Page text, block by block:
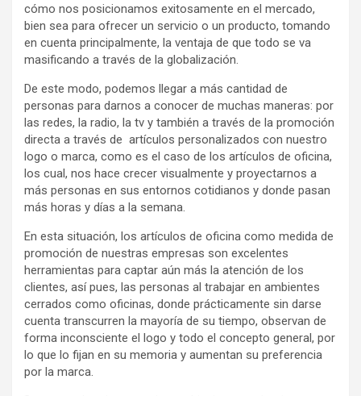
cómo nos posicionamos exitosamente en el mercado,
bien sea para ofrecer un servicio o un producto, tomando
en cuenta principalmente, la ventaja de que todo se va
masificando a través de la globalización.
De este modo, podemos llegar a más cantidad de
personas para darnos a conocer de muchas maneras: por
las redes, la radio, la tv y también a través de la promoción
directa a través de artículos personalizados con nuestro
logo o marca, como es el caso de los artículos de oficina,
los cual, nos hace crecer visualmente y proyectarnos a
más personas en sus entornos cotidianos y donde pasan
más horas y días a la semana.
En esta situación, los artículos de oficina como medida de
promoción de nuestras empresas son excelentes
herramientas para captar aún más la atención de los
clientes, así pues, las personas al trabajar en ambientes
cerrados como oficinas, donde prácticamente sin darse
cuenta transcurren la mayoría de su tiempo, observan de
forma inconsciente el logo y todo el concepto general, por
lo que lo fijan en su memoria y aumentan su preferencia
por la marca.